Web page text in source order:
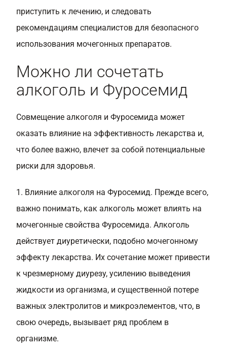
приступить к лечению, и следовать
рекомендациям специалистов для безопасного
использования мочегонных препаратов.
Можно ли сочетать
алкоголь и Фуросемид
Совмещение алкоголя и Фуросемида может
оказать влияние на эффективность лекарства и,
что более важно, влечет за собой потенциальные
риски для здоровья.
1. Влияние алкоголя на Фуросемид. Прежде всего,
важно понимать, как алкоголь может влиять на
мочегонные свойства Фуросемида. Алкоголь
действует диуретически, подобно мочегонному
эффекту лекарства. Их сочетание может привести
к чрезмерному диурезу, усилению выведения
жидкости из организма, и существенной потере
важных электролитов и микроэлементов, что, в
свою очередь, вызывает ряд проблем в
организме.